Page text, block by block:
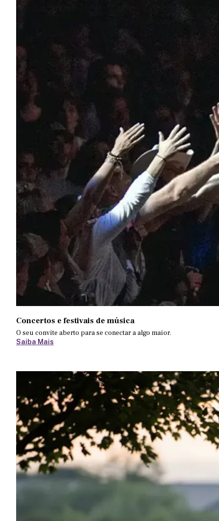
Concertos e festivais de música
O seu convite aberto para se conectar a algo maior.
Saiba Mais